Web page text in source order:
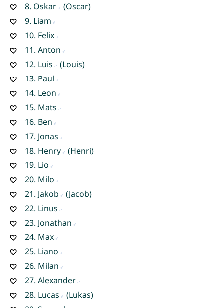
8. Oskar
(Oscar)
9. Liam
10. Felix
11. Anton
12. Luis
(Louis)
13. Paul
14. Leon
15. Mats
16. Ben
17. Jonas
18. Henry
(Henri)
19. Lio
20. Milo
21. Jakob
(Jacob)
22. Linus
23. Jonathan
24. Max
25. Liano
26. Milan
27. Alexander
28. Lucas
(Lukas)